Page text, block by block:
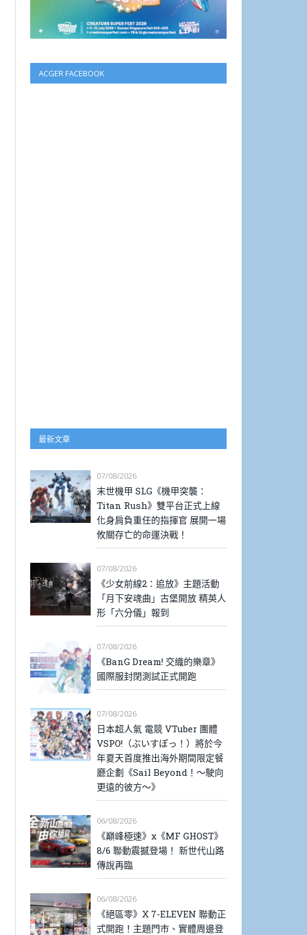
ACGER FACEBOOK
最新文章
07/08/2026
末世機甲 SLG《機甲突襲：
Titan Rush》雙平台正式上線
化身肩負重任的指揮官 展開一場
攸關存亡的命運決戰！
07/08/2026
《少女前線2：追放》主題活動
「月下安魂曲」古堡開放 精英人
形「六分儀」報到
07/08/2026
《BanG Dream! 交織的樂章》
國際服封閉測試正式開跑
07/08/2026
日本超人氣 電競 VTuber 團體
VSPO!（ぶいすぽっ！）將於今
年夏天首度推出海外期間限定餐
廳企劃《Sail Beyond！～駛向
更遠的彼方～》
06/08/2026
《巔峰極速》x《MF GHOST》
8/6 聯動震撼登場！ 新世代山路
傳說再臨
06/08/2026
《絕區零》X 7-ELEVEN 聯動正
式開跑！主題門市、實體周邊登